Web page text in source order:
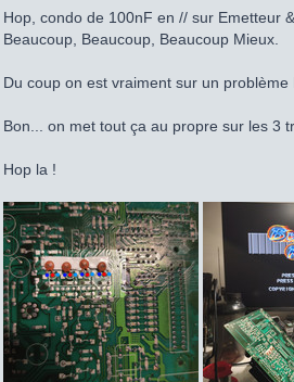
Hop, condo de 100nF en // sur Emetteur
Beaucoup, Beaucoup, Beaucoup Mieux.
Du coup on est vraiment sur un
Bon... on met tout ça au propre sur les 3
Hop la !